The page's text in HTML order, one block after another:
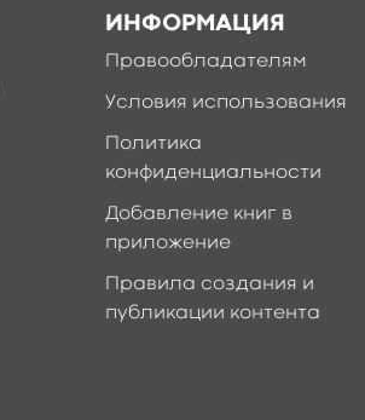
ИНФОРМАЦИЯ
Правообладателям
Условия использования
Политика
конфиденциальности
Добавление книг в
приложение
Правила создания и
публикации контента